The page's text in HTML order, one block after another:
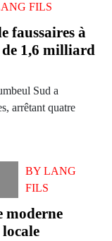
FILS
faussaires à
de 1,6 milliard
Sud a
arrêtant quatre
BY LANG
FILS
moderne